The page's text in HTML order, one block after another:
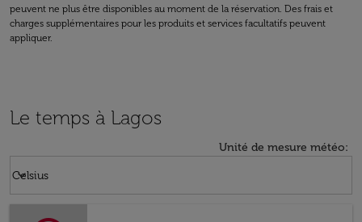
peuvent ne plus être disponibles au moment de la réservation. Des frais et
charges supplémentaires pour les produits et services facultatifs peuvent
appliquer.
Le temps à Lagos
Unité de mesure météo:
Celsius
keyboard_arrow_down